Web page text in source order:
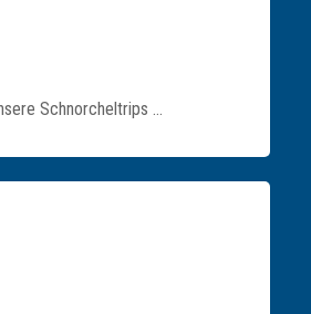
Schnorcheltrips …